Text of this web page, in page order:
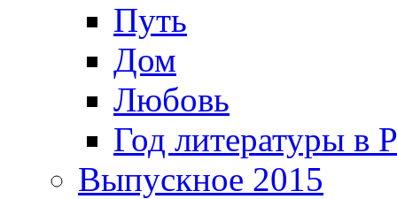
Путь
Дом
Любовь
Год литературы в
Выпускное 2015